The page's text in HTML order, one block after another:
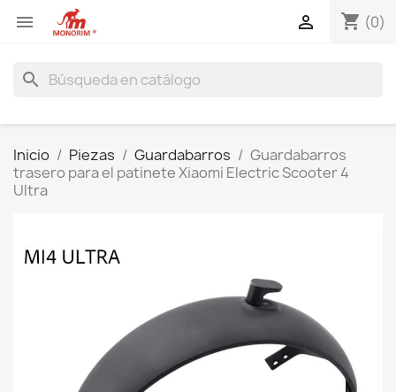
 shopping_cart (0)

search
Inicio Piezas Guardabarros
Guardabarros
trasero para el patinete Xiaomi Electric Scooter 4
Ultra